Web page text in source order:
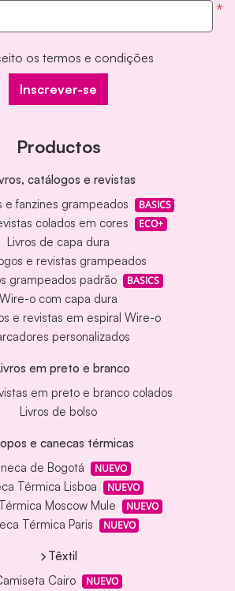
*
os termos e condições
Inscrever-se
Productos
catálogos e revistas
e fanzines grampeados
BASICS
colados em cores ECO+
Livros de capa dura
e revistas grampeados
grampeados padrão
BASICS
Wire-o com capa dura
e revistas em espiral Wire-o
personalizados
em preto e branco
em preto e branco colados
Livros de bolso
e canecas térmicas
de Bogotá
NUEVO
Térmica Lisboa NUEVO
Moscow Mule NUEVO
Térmica Paris NUEVO
Têxtil
Cairo
NUEVO